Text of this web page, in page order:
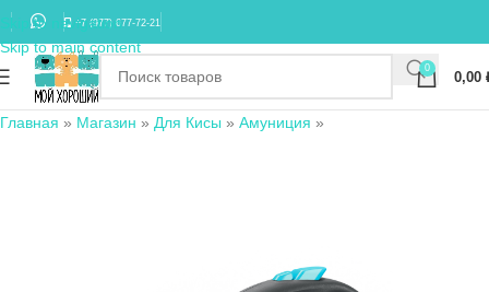
Skip to navigation
Skip to main content
+7 (977) 677-72-21
0
0,00
Главная » Магазин » Для Кисы » Амуниция »